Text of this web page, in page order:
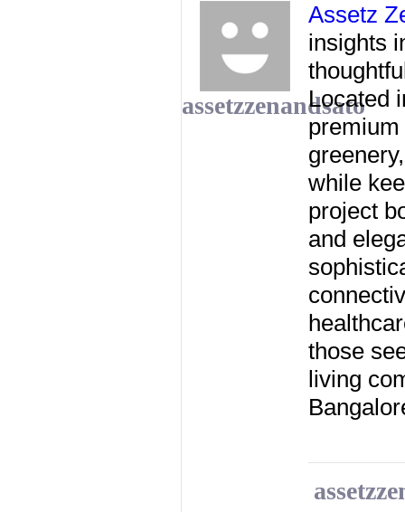
assetzzenandsato
Assetz
insights
Located
while
project
and
those
living